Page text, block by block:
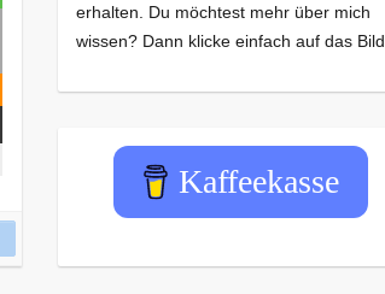
erhalten. Du möchtest mehr über mich
wissen? Dann klicke einfach auf das Bild.
Kaffeekasse